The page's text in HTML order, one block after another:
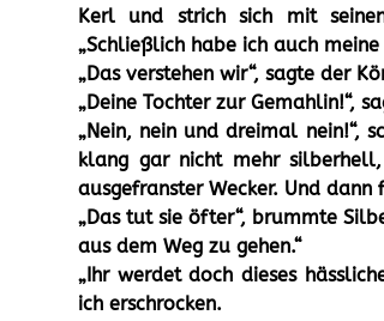
Kerl und strich sich mit
„Schließlich habe ich auch
„Das verstehen wir“, sagte der
„Deine Tochter zur Gemahlin!“,
„Nein, nein und dreimal nein!“,
klang gar nicht mehr
ausgefranster Wecker. Und dann
„Das tut sie öfter“, brummte
aus dem Weg zu gehen.“
„Ihr werdet doch dieses
ich erschrocken.